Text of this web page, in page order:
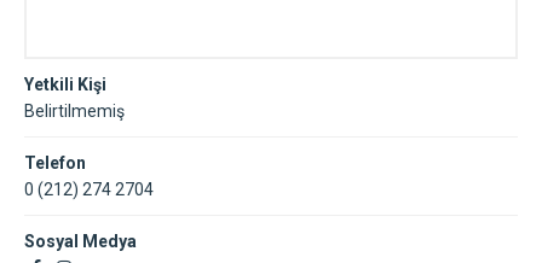
Yetkili Kişi
Belirtilmemiş
Telefon
0 (212) 274 2704
Sosyal Medya